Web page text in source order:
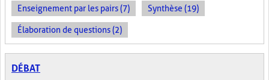
Enseignement par les pairs (7) Synthèse (19)
Élaboration de questions (2)
DÉBAT